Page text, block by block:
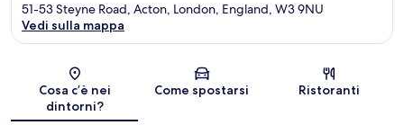
Mappa
51-53 Steyne Road, Acton, London, England, W3 9NU
Vedi sulla mappa
Cosa c’è nei
dintorni?
Come spostarsi Ristoranti